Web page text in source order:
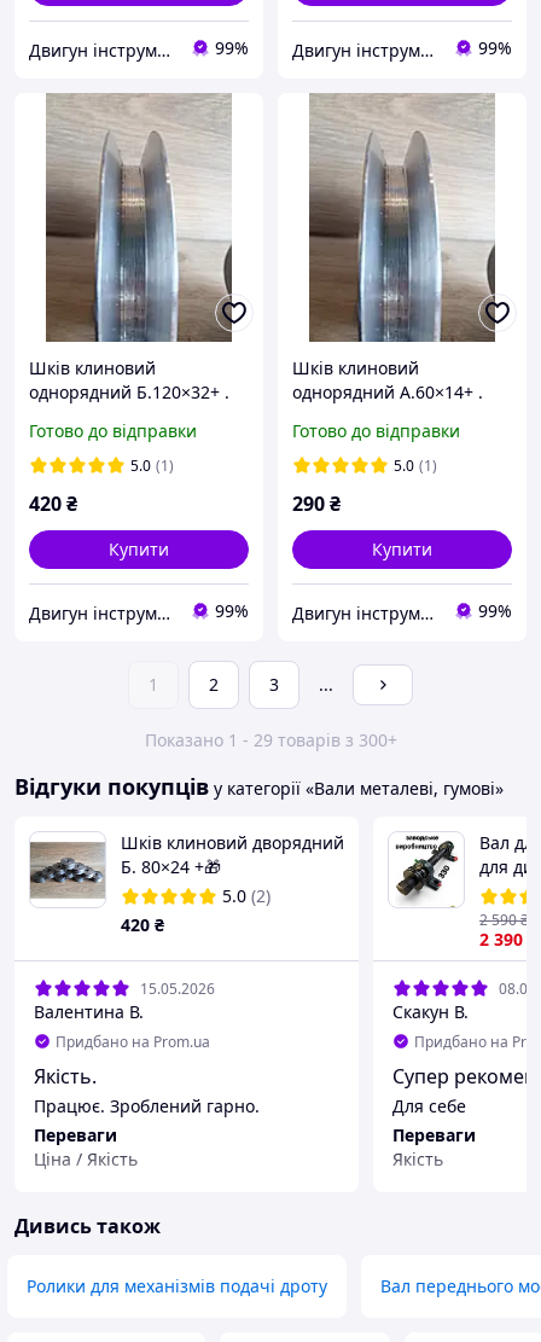
Двигун інструмент 99% Двигун інструмент 99%
Шків клиновий
однорядний Б.120×32+ .
верстатів і обладнання
Готово до відправки
5.0 (1)
420₴
Купити
Двигун інструмент 99%
Шків клиновий
однорядний А.60×14+ .
верстатів і обладнання
Готово до відправки
5.0 (1)
290₴
Купити
Двигун інструмент 99%
1 2 3 ...
Показано 1 - 29 товарів з 300+
Відгуки покупців у категорії «Вали металеві, гумові»
Шків клиновий дворядний
Б. 80×24 +🎁
5.0 (2)
420 ₴
15.05.2026
Валентина В.
Придбано на Prom.ua
Якість.
Працює. Зроблений гарно.
Переваги
Ціна / Якість
Вал
для
330+🎁
2 390
2 590₴
Скакун В.
Придбано на
Супер
Для себе
Переваги
Якість
Дивись також
Ролики для механізмів подачі дроту Вал переднього